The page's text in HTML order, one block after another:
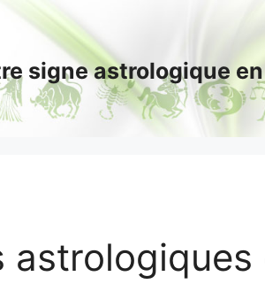
signe astrologique
astrologiques